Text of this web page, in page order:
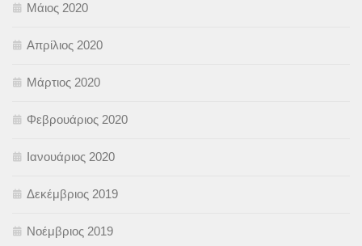
Μάιος 2020
Απρίλιος 2020
Μάρτιος 2020
Φεβρουάριος 2020
Ιανουάριος 2020
Δεκέμβριος 2019
Νοέμβριος 2019